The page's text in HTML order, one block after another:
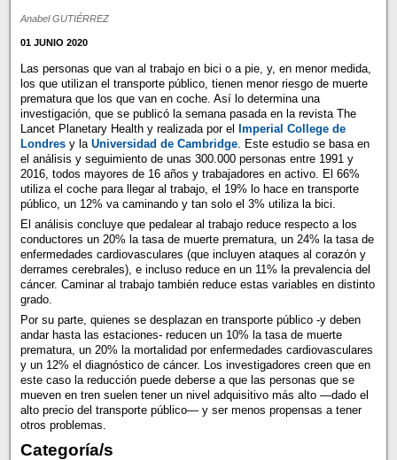
Anabel GUTIÉRREZ
01 JUNIO 2020
Las personas que van al trabajo en bici o a pie, y, en menor medida,
los que utilizan el transporte público, tienen menor riesgo de muerte
prematura que los que van en coche. Así lo determina una
investigación, que se publicó la semana pasada en la revista The
Lancet Planetary Health y realizada por el Imperial College de
Londresy la Universidad de Cambridge. Este estudio se basa en
el análisis y seguimiento de unas 300.000 personas entre 1991 y
2016, todos mayores de 16 años y trabajadores en activo. El 66%
utiliza el coche para llegar al trabajo, el 19% lo hace en transporte
público, un 12% va caminando y tan solo el 3% utiliza la bici.
El análisis concluye que pedalear al trabajo reduce respecto a los
conductores un 20% la tasa de muerte prematura, un 24% la tasa de
enfermedades cardiovasculares (que incluyen ataques al corazón y
derrames cerebrales), e incluso reduce en un 11% la prevalencia del
cáncer. Caminar al trabajo también reduce estas variables en distinto
grado.
Por su parte, quienes se desplazan en transporte público -y deben
andar hasta las estaciones- reducen un 10% la tasa de muerte
prematura, un 20% la mortalidad por enfermedades cardiovasculares
y un 12% el diagnóstico de cáncer. Los investigadores creen que en
este caso la reducción puede deberse a que las personas que se
mueven en tren suelen tener un nivel adquisitivo más alto —dado el
alto precio del transporte público— y ser menos propensas a tener
otros problemas.
Categoría/s